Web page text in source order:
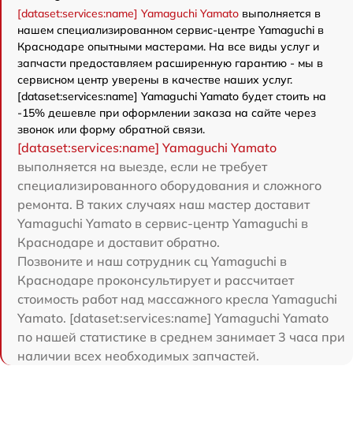
[dataset:services:name] Yamaguchi Yamato выполняется в
нашем специализированном сервис-центре Yamaguchi в
Краснодаре опытными мастерами. На все виды услуг и
запчасти предоставляем расширенную гарантию - мы в
сервисном центр уверены в качестве наших услуг.
[dataset:services:name] Yamaguchi Yamato будет стоить на
-15% дешевле при оформлении заказа на сайте через
звонок или форму обратной связи.
[dataset:services:name] Yamaguchi Yamato
выполняется на выезде, если не требует
специализированного оборудования и сложного
ремонта. В таких случаях наш мастер доставит
Yamaguchi Yamato в сервис-центр Yamaguchi в
Краснодаре и доставит обратно.
Позвоните и наш сотрудник сц Yamaguchi в
Краснодаре проконсультирует и рассчитает
стоимость работ над массажного кресла Yamaguchi
Yamato. [dataset:services:name] Yamaguchi Yamato
по нашей статистике в среднем занимает 3 часа при
наличии всех необходимых запчастей.